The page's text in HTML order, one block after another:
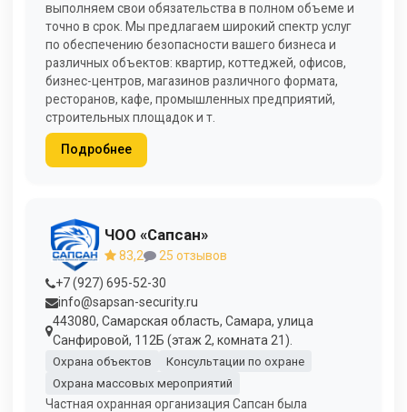
выполняем свои обязательства в полном объеме и
точно в срок. Мы предлагаем широкий спектр услуг
по обеспечению безопасности вашего бизнеса и
различных объектов: квартир, коттеджей, офисов,
бизнес-центров, магазинов различного формата,
ресторанов, кафе, промышленных предприятий,
строительных площадок и т.
Подробнее
ЧОО «Сапсан»
83,2
25 отзывов
+7 (927) 695-52-30
info@sapsan-security.ru
443080, Самарская область, Самара, улица
Санфировой, 112Б (этаж 2, комната 21).
Охрана объектов
Консультации по охране
Охрана массовых мероприятий
Частная охранная организация Сапсан была